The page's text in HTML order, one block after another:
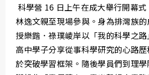
科學營 16 日上午在成大舉行開幕
林逸文親至現場參與。身為排灣族
授樂鍇．祿璞崚岸以「我的科學之
高中學子分享從事科學研究的心路
於突破學習框架。隨後學員們到理